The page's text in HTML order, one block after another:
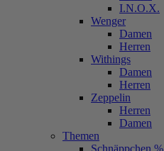
I.N.O.X.
Wenger
Damen
Herren
Withings
Damen
Herren
Zeppelin
Herren
Damen
Themen
Schnäppchen %